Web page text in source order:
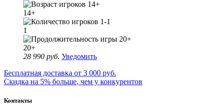
14+
1
20+
28 990 руб. Уведомить
Бесплатная доставка от 3 000 руб.
Скидка на 5% больше, чем у конкурентов
Контакты